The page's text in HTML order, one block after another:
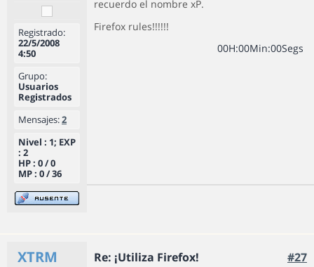
Registrado:
22/5/2008
4:50
Grupo:
Usuarios
Registrados
Mensajes:2
Nivel : 1; EXP
: 2
HP : 0 / 0
MP : 0 / 36
recuerdo el nombre xP.
Firefox rules!!!!!!
00H:00Min:00Segs
XTRM Re: ¡Utiliza Firefox! #27